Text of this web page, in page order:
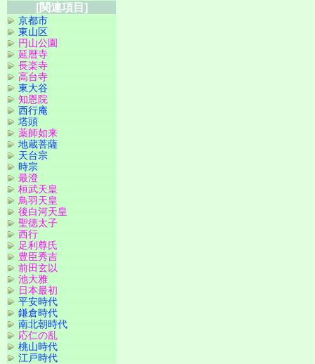
[関連項目]
京都市
東山区
円山公園
延暦寺
長楽寺
高台寺
東大谷
知恩院
西行庵
塔頭
薬師如来
地蔵菩薩
天台宗
時宗
最澄
桓武天皇
鳥羽天皇
後白河天皇
聖徳太子
西行
足利尊氏
豊臣秀吉
前田玄以
池大雅
日本最初
平安時代
鎌倉時代
南北朝時代
応仁の乱
桃山時代
江戸時代